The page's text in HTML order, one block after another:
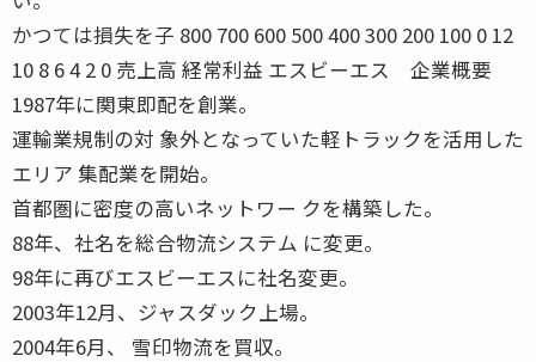
かつては損失を子 800 700 600 500 400 300 200 100 0 12
10 8 6 4 2 0 売上高 経常利益 エスビーエス 企業概要
1987年に関東即配を創業。
運輸業規制の対 象外となっていた軽トラックを活用した
エリア 集配業を開始。
首都圏に密度の高いネットワー クを構築した。
88年、社名を総合物流システム に変更。
98年に再びエスビーエスに社名変更。
2003年12月、ジャスダック上場。
2004年6月、 雪印物流を買収。